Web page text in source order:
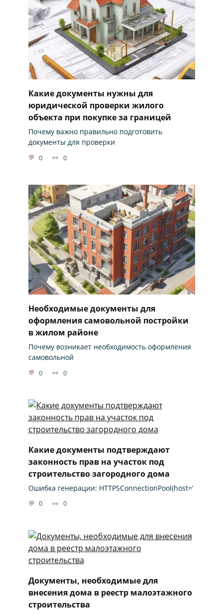
Какие документы нужны для
юридической проверки жилого
объекта при покупке за границей
Почему важно правильно подготовить
документы для проверки
0 0
Необходимые документы для
оформления самовольной постройки
в жилом районе
Почему возникает необходимость оформления
самовольной
0 0
Какие документы подтверждают
законность прав на участок под
строительство загородного дома
Ошибка генерации: HTTPSConnectionPool(host=’
0 0
Документы, необходимые для
внесения дома в реестр малоэтажного
строительства